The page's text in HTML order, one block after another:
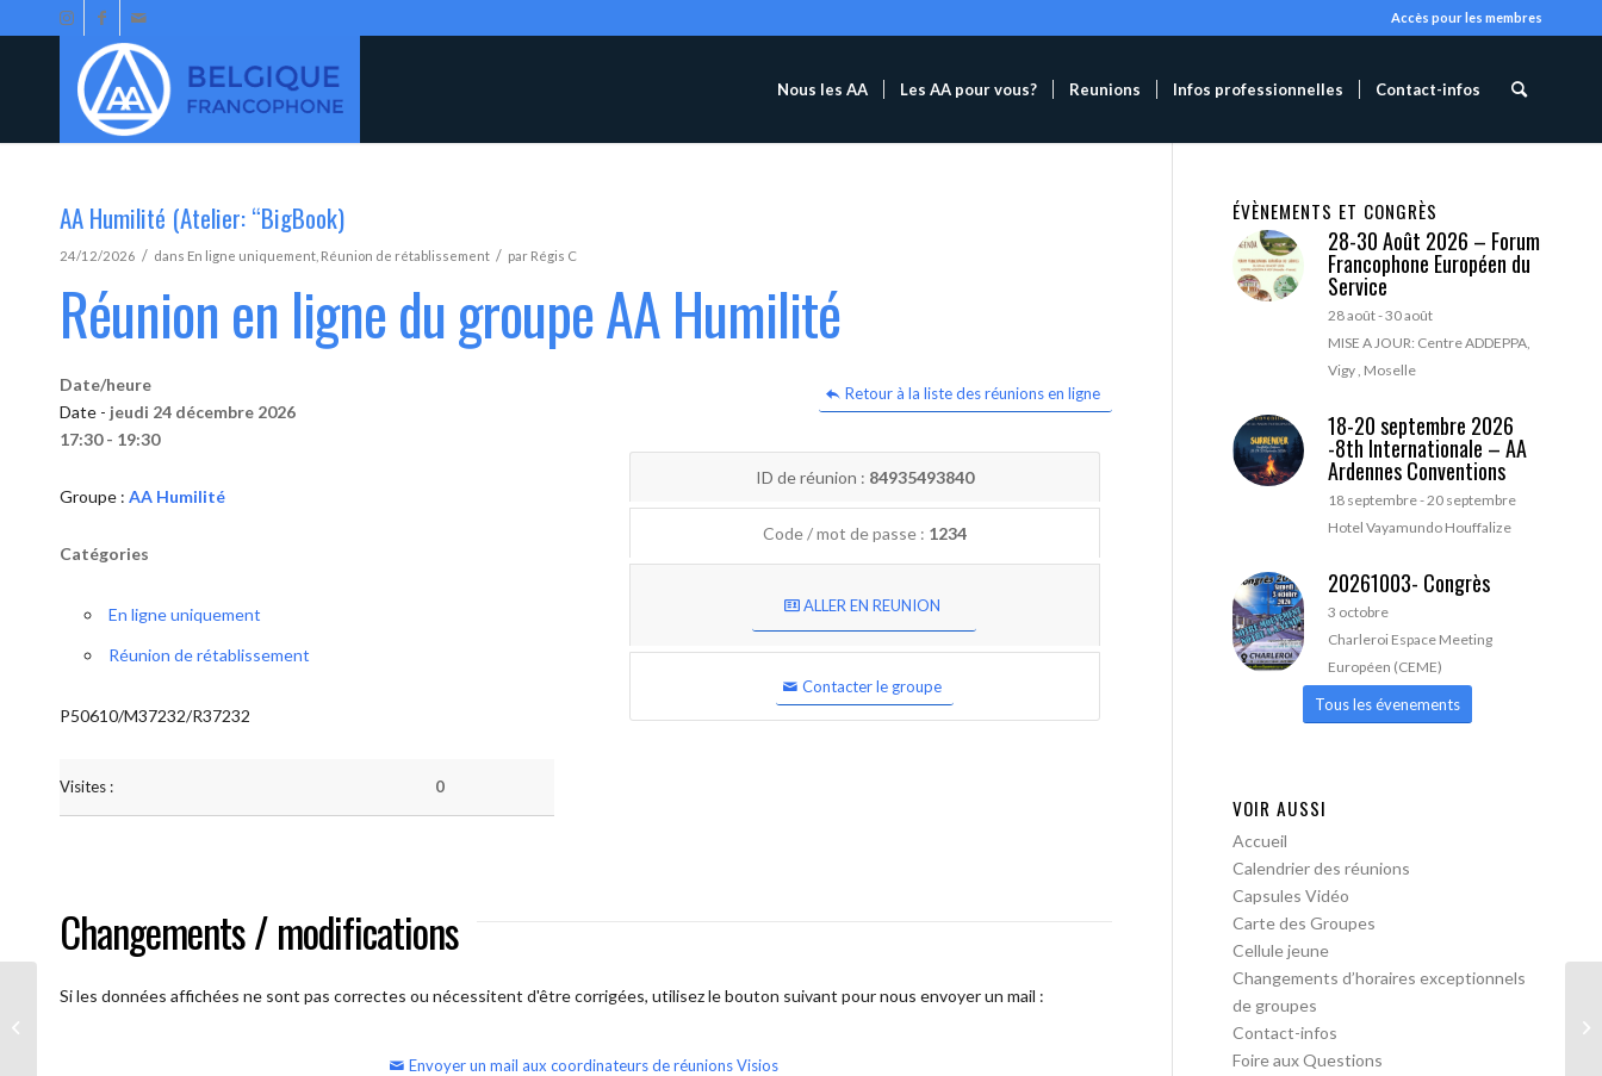
Accès pour les membres
Nous les AA Les AA pour vous? Reunions Infos professionnelles Contact-infos
AA Humilité (Atelier: “BigBook)
24/12/2026 / dans En ligne uniquement Réunion de rétablissement / par Régis C
Réunion en ligne du groupe AA Humilité
Retour à la liste des réunions en ligne
Date/heure
Date - jeudi 24 décembre 2026
17:30 - 19:30
Groupe : AA Humilité
Catégories
En ligne uniquement
Réunion de rétablissement
P50610/M37232/R37232
Visites : 0
ID de réunion : 84935493840
Code / mot de passe : 1234
ALLER EN REUNION
Contacter le groupe
Changements / modifications
Si les données affichées ne sont pas correctes ou nécessitent d'être corrigées, utilisez le bouton suivant pour nous envoyer un mail :
Envoyer un mail aux coordinateurs de réunions Visios
ÉVÈNEMENTS ET CONGRÈS
28-30 Août 2026 – Forum
Francophone Européen du
Service
28 août-30 août
MISE A JOUR: Centre ADDEPPA,
Vigy , Moselle
18-20 septembre 2026
-8th Internationale – AA
Ardennes Conventions
18 septembre-20 septembre
Hotel Vayamundo Houffalize
20261003- Congrès
3 octobre
Charleroi Espace Meeting
Européen (CEME)
Tous les évenements
VOIR AUSSI
Accueil
Calendrier des réunions
Capsules Vidéo
Carte des Groupes
Cellule jeune
Changements d’horaires exceptionnels
de groupes
Contact-infos
Foire aux Questions